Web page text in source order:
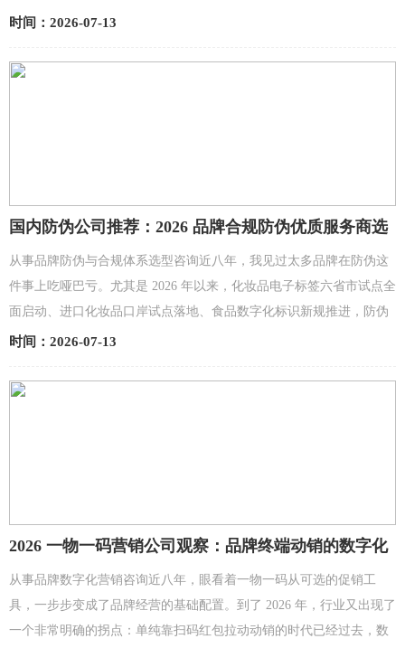
室内设计、品牌LOGO设计、装修设计等刚需实战课程，无插...
时间：2026-07-13
国内防伪公司推荐：2026 品牌合规防伪优质服务商选
从事品牌防伪与合规体系选型咨询近八年，我见过太多品牌在防伪这
件事上吃哑巴亏。尤其是 2026 年以来，化妆品电子标签六省市试点全
面启动、进口化妆品口岸试点落地、食品数字化标识新规推进，防伪
标签早已不是单纯防假货的工具，同时承担了合规...
时间：2026-07-13
2026 一物一码营销公司观察：品牌终端动销的数字化
从事品牌数字化营销咨询近八年，眼看着一物一码从可选的促销工
具，一步步变成了品牌经营的基础配置。到了 2026 年，行业又出现了
一个非常明确的拐点：单纯靠扫码红包拉动动销的时代已经过去，数